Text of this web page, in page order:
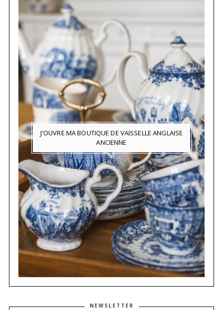
J'OUVRE MA BOUTIQUE DE VAISSELLE ANGLAISE
ANCIENNE
NEWSLETTER